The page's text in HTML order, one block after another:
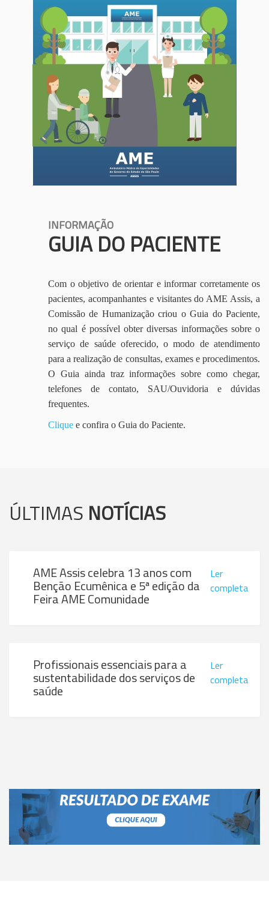
INFORMAÇÃO
GUIA DO PACIENTE
Com o objetivo de orientar e informar corretamente os
pacientes, acompanhantes e visitantes do AME Assis, a
Comissão de Humanização criou o Guia do Paciente,
no qual é possível obter diversas informações sobre o
serviço de saúde oferecido, o modo de atendimento
para a realização de consultas, exames e procedimentos.
O Guia ainda traz informações sobre como chegar,
telefones de contato, SAU/Ouvidoria e dúvidas
frequentes.
Clique e confira o Guia do Paciente.
ÚLTIMAS NOTÍCIAS
AME Assis celebra 13 anos com
Benção Ecumênica e 5ª edição da
Feira AME Comunidade
Ler
completa
Profissionais essenciais para a
sustentabilidade dos serviços de
saúde
Ler
completa